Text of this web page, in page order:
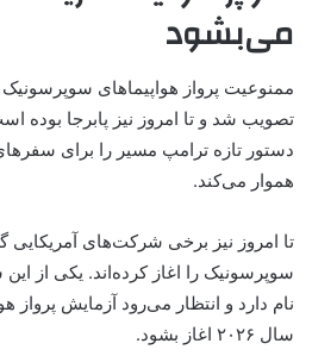
می‌بشود
تصویب شد و تا امروز نیز پابرجا
دستور تازه ترامپ مسیر را برای
هموار می‌کند.
تا امروز نیز برخی شرکت‌های آمریکایی
نام دارد و انتظار می‌رود آزمایش پرواز
سال ۲۰۲۶ اغاز بشود.